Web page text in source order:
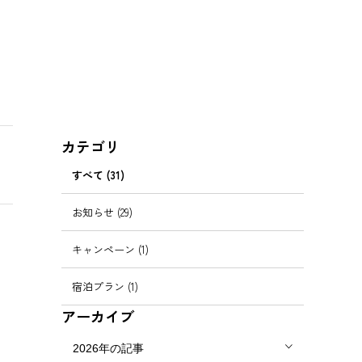
カテゴリ
すべて (31)
お知らせ (29)
キャンペーン (1)
宿泊プラン (1)
アーカイブ
2026年の記事